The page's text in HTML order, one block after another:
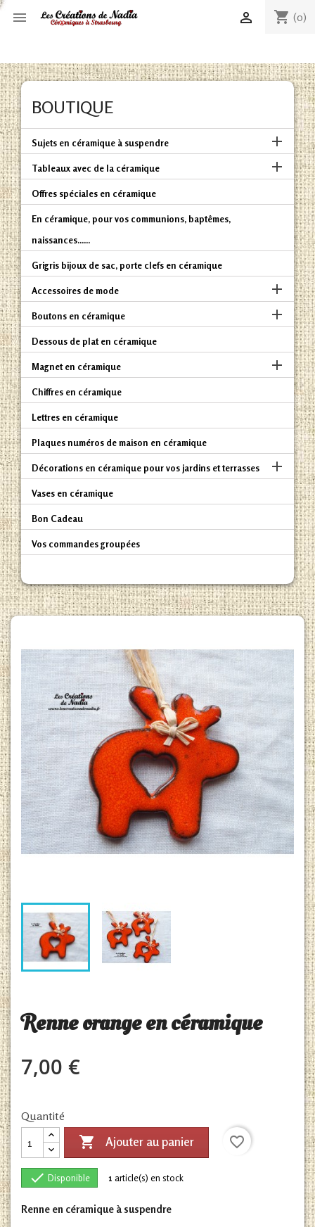
 shopping_cart (0)

BOUTIQUE
Sujets en céramique à suspendre 
Tableaux avec de la céramique 
Offres spéciales en céramique
En céramique, pour vos communions, baptêmes,
naissances......
Grigris bijoux de sac, porte clefs en céramique
Accessoires de mode 
Boutons en céramique 
Dessous de plat en céramique
Magnet en céramique 
Chiffres en céramique
Lettres en céramique
Plaques numéros de maison en céramique
Décorations en céramique pour vos jardins et terrasses 
Vases en céramique
Bon Cadeau
Vos commandes groupées
Renne orange en céramique
7,00 €
Quantité
 Ajouter au panier favorite_border
 Disponible 1 article(s) en stock
Renne en céramique à suspendre